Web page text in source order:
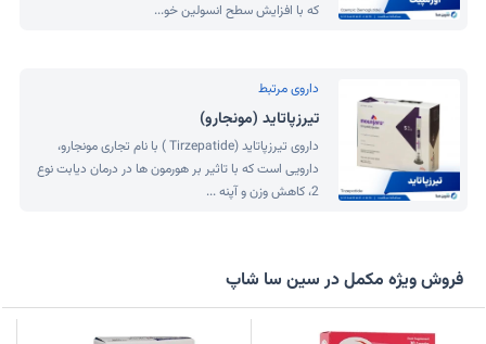
که با افزایش سطح انسولین خو...
داروی مرتبط
تیرزپاتاید (مونجارو)
داروی تیرزپاتاید (Tirzepatide ) با نام تجاری مونجارو،
دارویی است که با تاثیر بر هورمون ها در درمان دیابت نوع
2، کاهش وزن و آپنه ...
فروش ویژه مکمل در سین سا شاپ